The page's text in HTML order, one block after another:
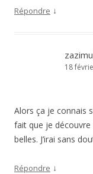
Répondre ↓
18
Alors ça je connais
fait que je
belles. J’irai sans
Répondre ↓